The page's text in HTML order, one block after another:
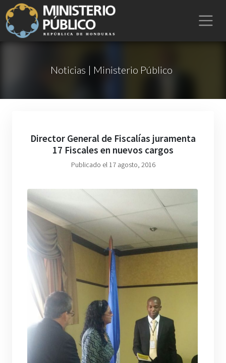
Noticias | Ministerio Público
Director General de Fiscalías juramenta
17 Fiscales en nuevos cargos
Publicado el 17 agosto, 2016